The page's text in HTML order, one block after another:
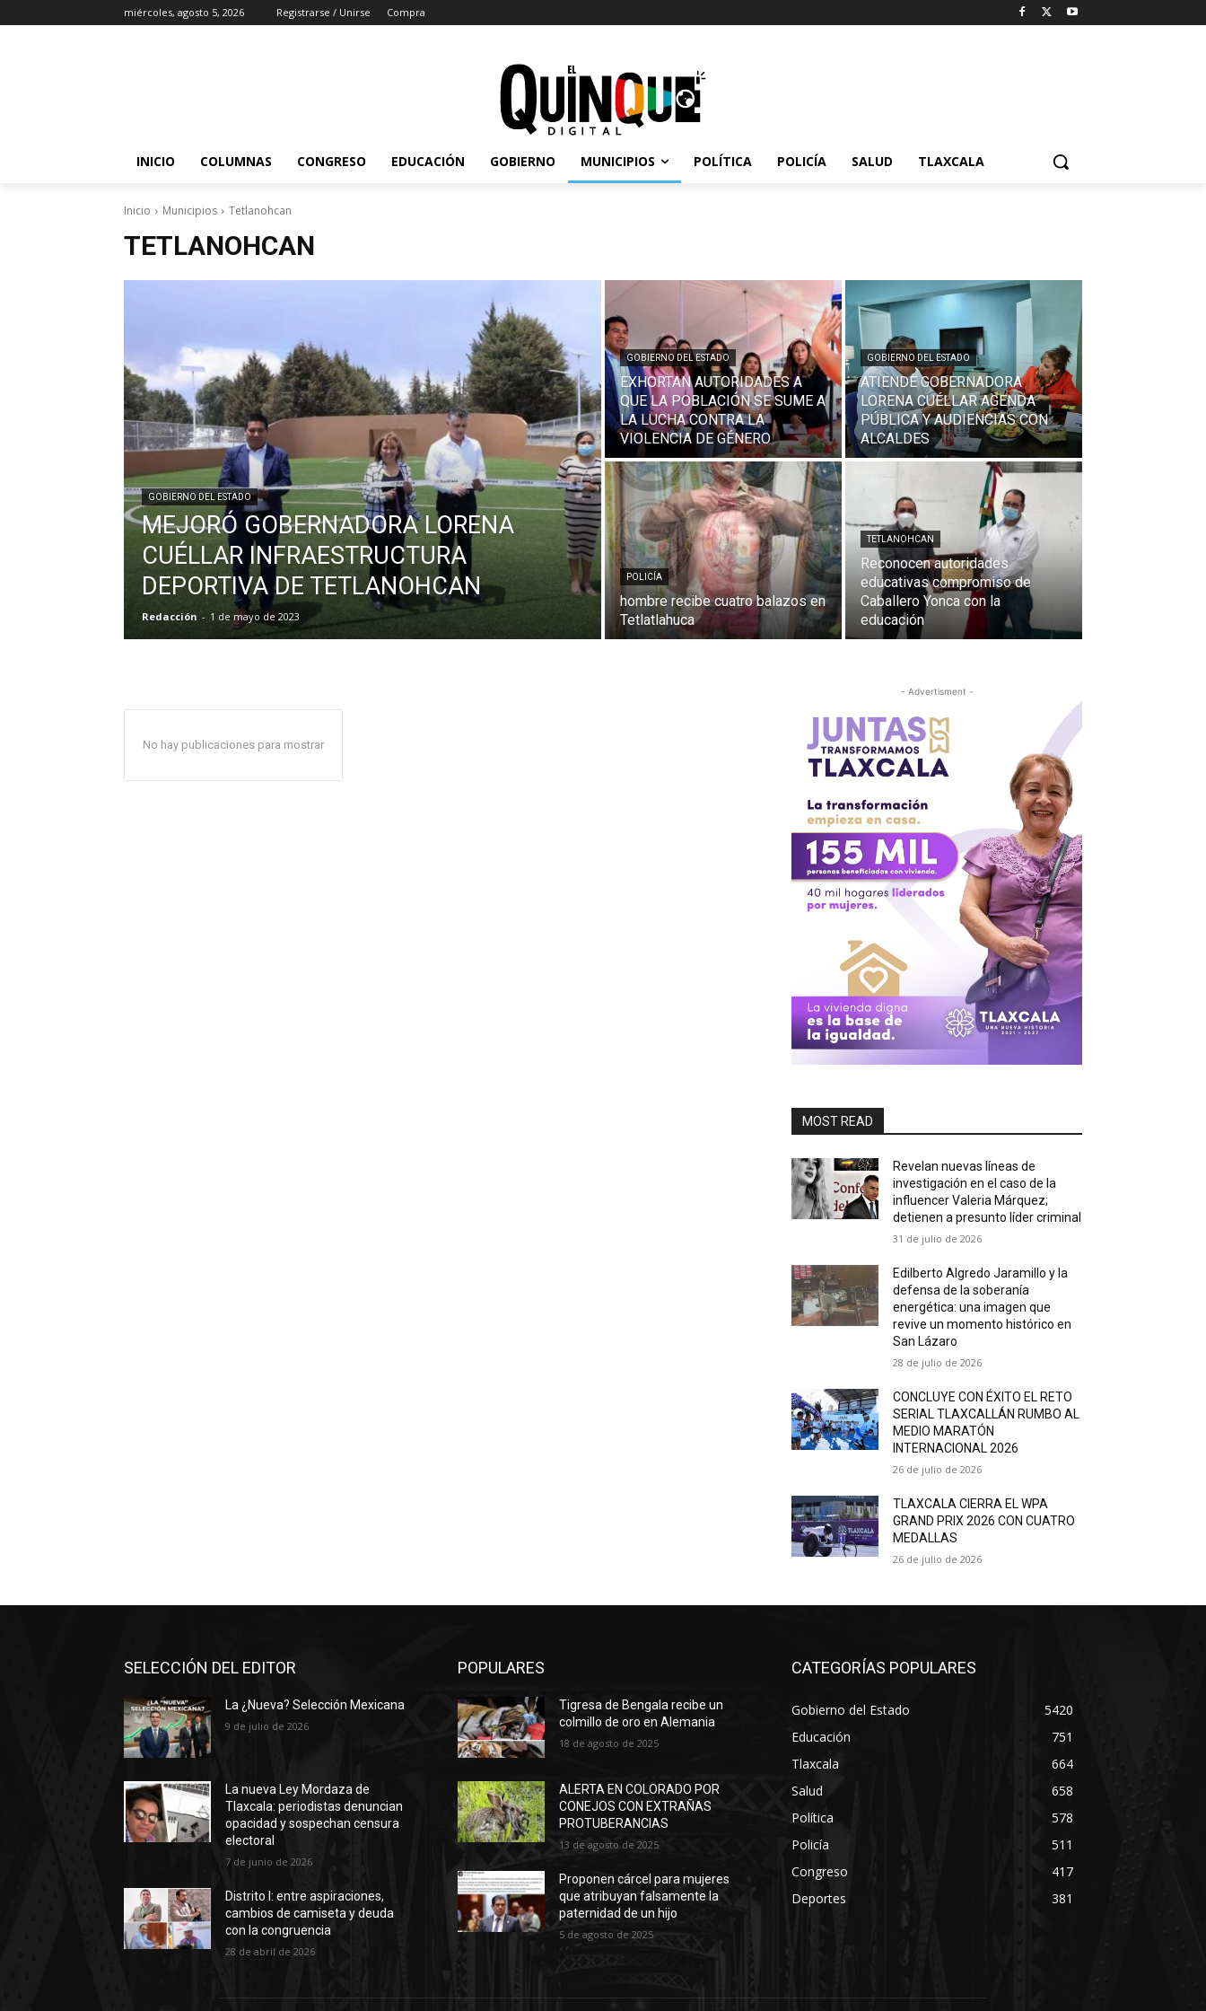
miércoles, agosto 5, 2026 Registrarse / Unirse Compra
INICIO COLUMNAS CONGRESO EDUCACIÓN GOBIERNO MUNICIPIOS POLÍTICA POLICÍA SALUD TLAXCALA
Inicio Municipios Tetlanohcan
TETLANOHCAN
GOBIERNO DEL ESTADO
MEJORÓ GOBERNADORA LORENA
CUÉLLAR INFRAESTRUCTURA
DEPORTIVA DE TETLANOHCAN
Redacción - 1 de mayo de 2023
GOBIERNO DEL ESTADO
EXHORTAN AUTORIDADES A
QUE LA POBLACIÓN SE SUME A
LA LUCHA CONTRA LA
VIOLENCIA DE GÉNERO
GOBIERNO DEL ESTADO
ATIENDE GOBERNADORA
LORENA CUÉLLAR AGENDA
PÚBLICA Y AUDIENCIAS CON
ALCALDES
POLICÍA
hombre recibe cuatro balazos en
Tetlatlahuca
TETLANOHCAN
Reconocen autoridades
educativas compromiso de
Caballero Yonca con la
educación
No hay publicaciones para mostrar
- Advertisment -
MOST READ
Revelan nuevas líneas de
investigación en el caso de la
influencer Valeria Márquez;
detienen a presunto líder criminal
31 de julio de 2026
Edilberto Algredo Jaramillo y la
defensa de la soberanía
energética: una imagen que
revive un momento histórico en
San Lázaro
28 de julio de 2026
CONCLUYE CON ÉXITO EL RETO
SERIAL TLAXCALLÁN RUMBO AL
MEDIO MARATÓN
INTERNACIONAL 2026
26 de julio de 2026
TLAXCALA CIERRA EL WPA
GRAND PRIX 2026 CON CUATRO
MEDALLAS
26 de julio de 2026
SELECCIÓN DEL EDITOR
La ¿Nueva? Selección Mexicana
9 de julio de 2026
La nueva Ley Mordaza de
Tlaxcala: periodistas denuncian
opacidad y sospechan censura
electoral
7 de junio de 2026
Distrito I: entre aspiraciones,
cambios de camiseta y deuda
con la congruencia
28 de abril de 2026
POPULARES
Tigresa de Bengala recibe un
colmillo de oro en Alemania
18 de agosto de 2025
ALERTA EN COLORADO POR
CONEJOS CON EXTRAÑAS
PROTUBERANCIAS
13 de agosto de 2025
Proponen cárcel para mujeres
que atribuyan falsamente la
paternidad de un hijo
5 de agosto de 2025
CATEGORÍAS POPULARES
Gobierno del Estado
5420
Educación
751
Tlaxcala
664
Salud
658
Política
578
Policía
511
Congreso
417
Deportes
381